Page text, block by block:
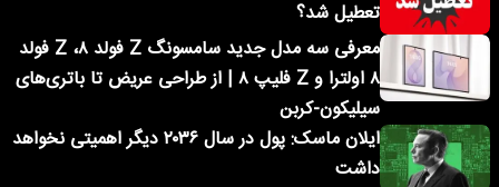
تعطیل شد؟
معرفی سه مدل جدید سامسونگ Z فولد ۸، Z فولد
۸ اولترا و Z فلیپ ۸ | از طراحی عریض تا باتری‌های
سیلیکون-کربن
ایلان ماسک: پول در سال ۲۰۳۶ دیگر اهمیتی نخواهد
داشت